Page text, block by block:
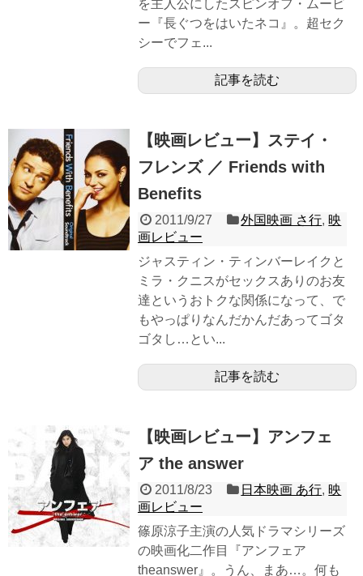
を主人公にしたスピンオフ・ムービ
ー『長ぐつをはいたネコ』。超セク
シーでフェ...
記事を読む
【映画レビュー】ステイ・
フレンズ ／ Friends with
Benefits
2011/9/27 外国映画 さ行, 映
画レビュー
ジャスティン・ティンバーレイクと
ミラ・クニスがセックスありのお友
達というおトクな関係になって、で
もやっぱりなんだかんだあってゴタ
ゴタし…とい...
記事を読む
【映画レビュー】アンフェ
ア the answer
2011/8/23 日本映画 あ行, 映
画レビュー
篠原涼子主演の人気ドラマシリーズ
の映画化二作目『アンフェア
theanswer』。うん、まあ…。何も